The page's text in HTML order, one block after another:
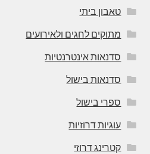
טאבון ביתי
מתוקים לחגים ולאירועים
סדנאות אינטרנטיות
סדנאות בישול
ספרי בישול
עוגיות דרוזיות
קטרינג דרוזי